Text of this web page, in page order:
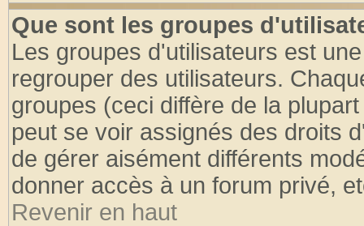
Que sont les groupes
Les groupes d'utilisateurs est
regrouper des utilisateurs.
groupes (ceci diffère de la
peut se voir assignés des droits
de gérer aisément différents
donner accès à un forum privé,
Revenir en haut